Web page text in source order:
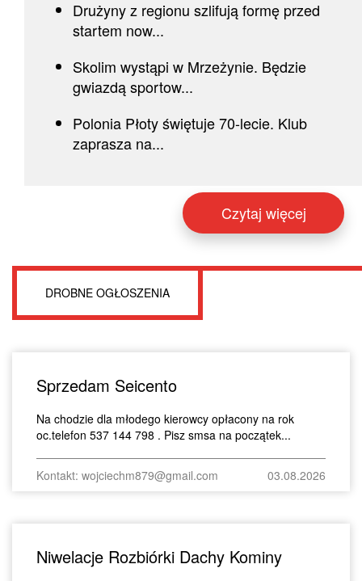
Drużyny z regionu szlifują formę przed
startem now...
Skolim wystąpi w Mrzeżynie. Będzie
gwiazdą sportow...
Polonia Płoty świętuje 70-lecie. Klub
zaprasza na...
Czytaj więcej
DROBNE OGŁOSZENIA
Sprzedam Seicento
Na chodzie dla młodego kierowcy opłacony na rok
oc.telefon 537 144 798 . Pisz smsa na początek...
Kontakt: wojciechm879@gmail.com 03.08.2026
Niwelacje Rozbiórki Dachy Kominy